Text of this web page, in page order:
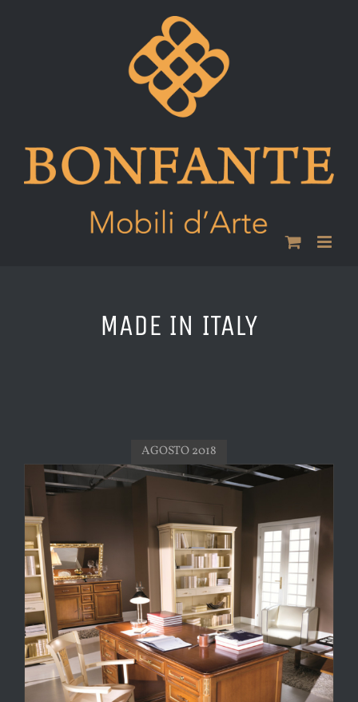
MADE IN ITALY
AGOSTO 2018